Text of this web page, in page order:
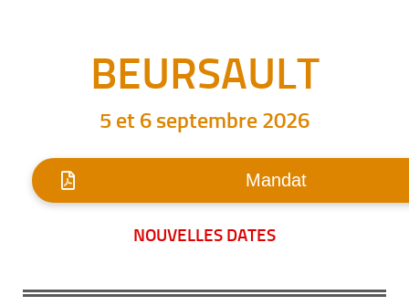
BEURSAULT
5 et 6 septembre 2026
Mandat
NOUVELLES DATES